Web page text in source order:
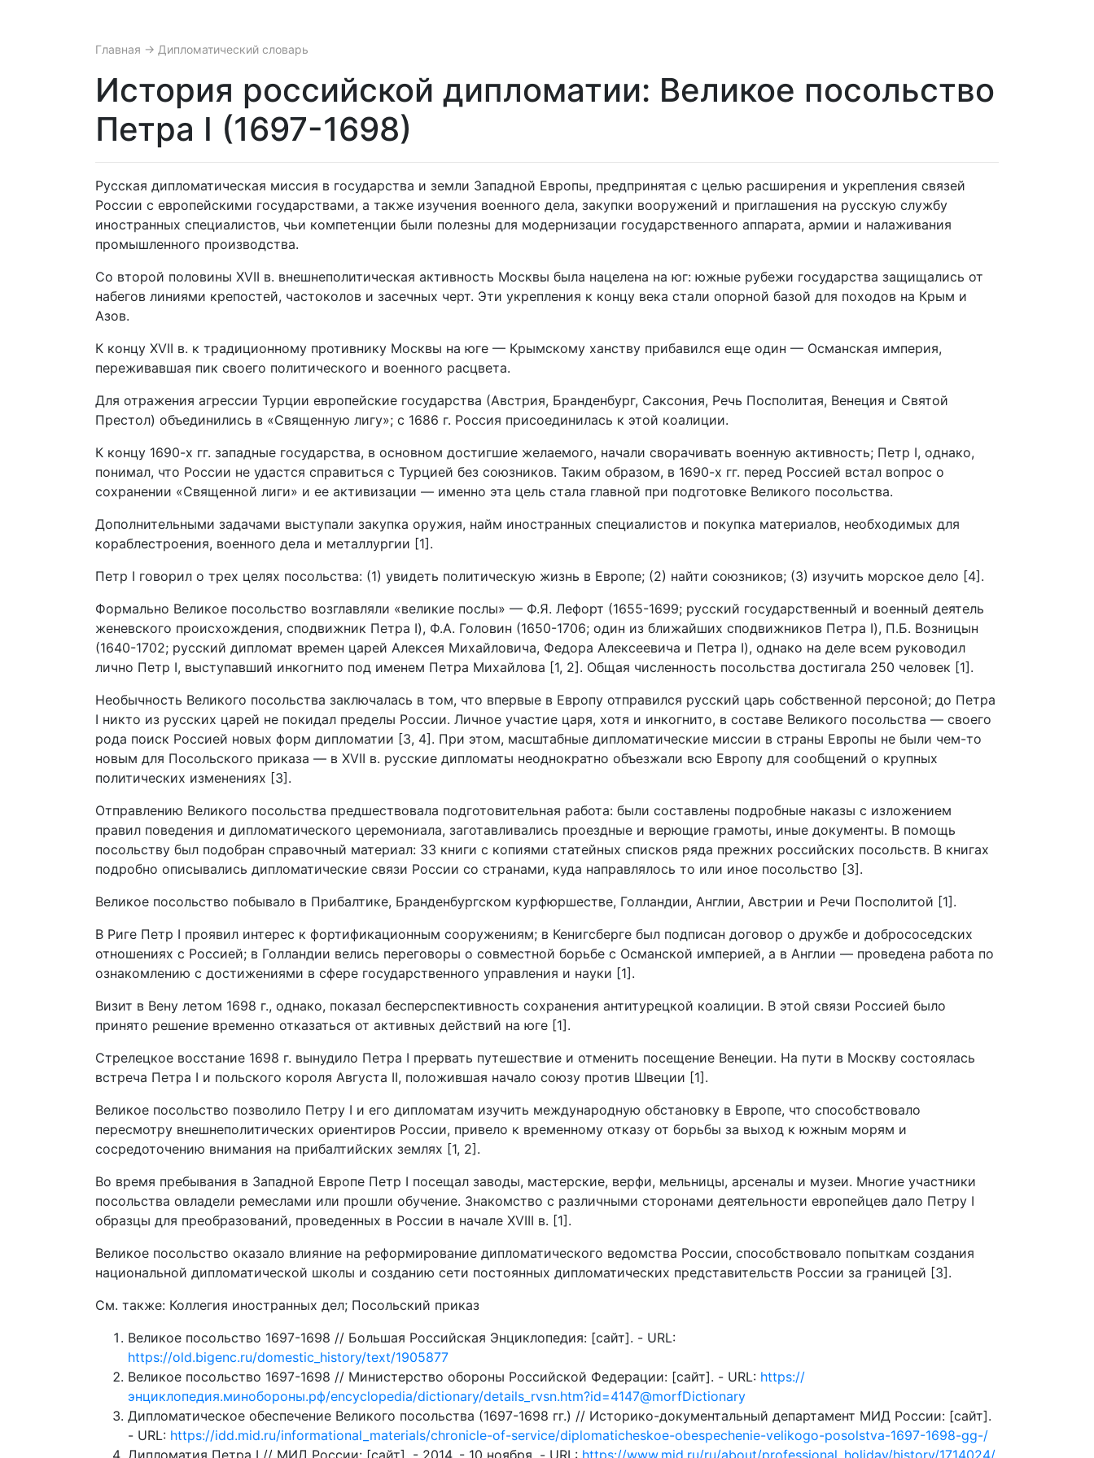
Главная → Дипломатический словарь
История российской дипломатии: Великое посольство
Петра I (1697-1698)
Русская дипломатическая миссия в государства и земли Западной Европы, предпринятая с целью расширения и укрепления связей
России с европейскими государствами, а также изучения военного дела, закупки вооружений и приглашения на русскую службу
иностранных специалистов, чьи компетенции были полезны для модернизации государственного аппарата, армии и налаживания
промышленного производства.
Со второй половины XVII в. внешнеполитическая активность Москвы была нацелена на юг: южные рубежи государства защищались от
набегов линиями крепостей, частоколов и засечных черт. Эти укрепления к концу века стали опорной базой для походов на Крым и
Азов.
К концу XVII в. к традиционному противнику Москвы на юге — Крымскому ханству прибавился еще один — Османская империя,
переживавшая пик своего политического и военного расцвета.
Для отражения агрессии Турции европейские государства (Австрия, Бранденбург, Саксония, Речь Посполитая, Венеция и Святой
Престол) объединились в «Священную лигу»; с 1686 г. Россия присоединилась к этой коалиции.
К концу 1690-х гг. западные государства, в основном достигшие желаемого, начали сворачивать военную активность; Петр I, однако,
понимал, что России не удастся справиться с Турцией без союзников. Таким образом, в 1690-х гг. перед Россией встал вопрос о
сохранении «Священной лиги» и ее активизации — именно эта цель стала главной при подготовке Великого посольства.
Дополнительными задачами выступали закупка оружия, найм иностранных специалистов и покупка материалов, необходимых для
кораблестроения, военного дела и металлургии [1].
Петр I говорил о трех целях посольства: (1) увидеть политическую жизнь в Европе; (2) найти союзников; (3) изучить морское дело [4].
Формально Великое посольство возглавляли «великие послы» — Ф.Я. Лефорт (1655-1699; русский государственный и военный деятель
женевского происхождения, сподвижник Петра I), Ф.А. Головин (1650-1706; один из ближайших сподвижников Петра I), П.Б. Возницын
(1640-1702; русский дипломат времен царей Алексея Михайловича, Федора Алексеевича и Петра I), однако на деле всем руководил
лично Петр I, выступавший инкогнито под именем Петра Михайлова [1, 2]. Общая численность посольства достигала 250 человек [1].
Необычность Великого посольства заключалась в том, что впервые в Европу отправился русский царь собственной персоной; до Петра
I никто из русских царей не покидал пределы России. Личное участие царя, хотя и инкогнито, в составе Великого посольства — своего
рода поиск Россией новых форм дипломатии [3, 4]. При этом, масштабные дипломатические миссии в страны Европы не были чем-то
новым для Посольского приказа — в XVII в. русские дипломаты неоднократно объезжали всю Европу для сообщений о крупных
политических изменениях [3].
Отправлению Великого посольства предшествовала подготовительная работа: были составлены подробные наказы с изложением
правил поведения и дипломатического церемониала, заготавливались проездные и верющие грамоты, иные документы. В помощь
посольству был подобран справочный материал: 33 книги с копиями статейных списков ряда прежних российских посольств. В книгах
подробно описывались дипломатические связи России со странами, куда направлялось то или иное посольство [3].
Великое посольство побывало в Прибалтике, Бранденбургском курфюршестве, Голландии, Англии, Австрии и Речи Посполитой [1].
В Риге Петр I проявил интерес к фортификационным сооружениям; в Кенигсберге был подписан договор о дружбе и добрососедских
отношениях с Россией; в Голландии велись переговоры о совместной борьбе с Османской империей, а в Англии — проведена работа по
ознакомлению с достижениями в сфере государственного управления и науки [1].
Визит в Вену летом 1698 г., однако, показал бесперспективность сохранения антитурецкой коалиции. В этой связи Россией было
принято решение временно отказаться от активных действий на юге [1].
Стрелецкое восстание 1698 г. вынудило Петра I прервать путешествие и отменить посещение Венеции. На пути в Москву состоялась
встреча Петра I и польского короля Августа II, положившая начало союзу против Швеции [1].
Великое посольство позволило Петру I и его дипломатам изучить международную обстановку в Европе, что способствовало
пересмотру внешнеполитических ориентиров России, привело к временному отказу от борьбы за выход к южным морям и
сосредоточению внимания на прибалтийских землях [1, 2].
Во время пребывания в Западной Европе Петр I посещал заводы, мастерские, верфи, мельницы, арсеналы и музеи. Многие участники
посольства овладели ремеслами или прошли обучение. Знакомство с различными сторонами деятельности европейцев дало Петру I
образцы для преобразований, проведенных в России в начале XVIII в. [1].
Великое посольство оказало влияние на реформирование дипломатического ведомства России, способствовало попыткам создания
национальной дипломатической школы и созданию сети постоянных дипломатических представительств России за границей [3].
См. также: Коллегия иностранных дел; Посольский приказ
Великое посольство 1697-1698 // Большая Российская Энциклопедия: [сайт]. - URL:
https://old.bigenc.ru/domestic_history/text/1905877
Великое посольство 1697-1698 // Министерство обороны Российской Федерации: [сайт]. - URL: https://
энциклопедия.минобороны.рф/encyclopedia/dictionary/details_rvsn.htm?id=4147@morfDictionary
Дипломатическое обеспечение Великого посольства (1697-1698 гг.) // Историко-документальный департамент МИД России: [сайт].
- URL: https://idd.mid.ru/informational_materials/chronicle-of-service/diplomaticheskoe-obespechenie-velikogo-posolstva-1697-1698-gg-/
Дипломатия Петра I // МИД России: [сайт]. - 2014. - 10 ноября. - URL: https://www.mid.ru/ru/about/professional_holiday/history/1714024/